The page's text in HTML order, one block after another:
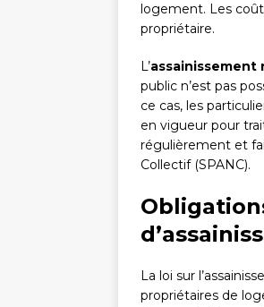
logement. Les
propriétaire.
L’
public n’est pas
ce cas, les
en vigueur pour
régulièrement et
Collectif (SPANC).
La loi sur
propriétaires de